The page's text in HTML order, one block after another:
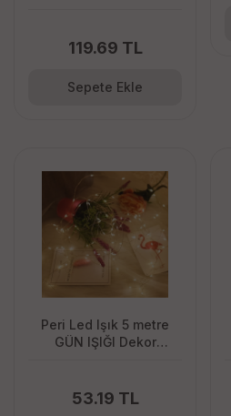
119.69 TL
Sepete Ekle
Peri Led Işık 5 metre
GÜN IŞIĞI Dekor
53.19 TL